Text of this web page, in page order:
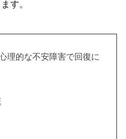
す。
理的な不安障害で回復に